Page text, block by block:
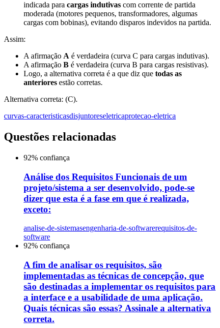
indicada para cargas indutivas com corrente de partida
moderada (motores pequenos, transformadores, algumas
cargas com bobinas), evitando disparos indevidos na partida.
Assim:
A afirmação A é verdadeira (curva C para cargas indutivas).
A afirmação B é verdadeira (curva B para cargas resistivas).
Logo, a alternativa correta é a que diz que todas as
anteriores estão corretas.
Alternativa correta: (C).
curvas-caracteristicasdisjuntoreseletricaprotecao-eletrica
Questões relacionadas
92% confiança
Análise dos Requisitos Funcionais de um
projeto/sistema a ser desenvolvido, pode-se
dizer que esta é a fase em que é realizada,
exceto:
analise-de-sistemasengenharia-de-softwarerequisitos-de-
software
92% confiança
A fim de analisar os requisitos, são
implementadas as técnicas de concepção, que
são destinadas a implementar os requisitos para
a interface e a usabilidade de uma aplicação.
Quais técnicas são essas? Assinale a alternativa
correta.